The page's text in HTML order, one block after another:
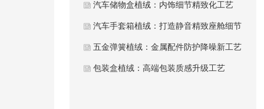
汽车储物盒植绒：内饰细节精致化工艺
汽车手套箱植绒：打造静音精致座舱细节
五金弹簧植绒：金属配件防护降噪新工艺
包装盒植绒：高端包装质感升级工艺